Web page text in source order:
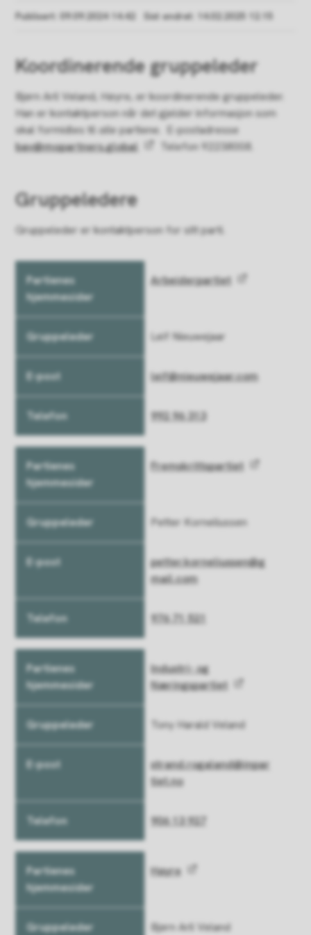
Publisert 09.09.2024 14.42 Sist endret 14.02.2025 12.15
Koordinerende gruppeleder
Bjørn Aril Veland, Høyre, er koordinerende gruppeleder.
Han er kontaktperson når det gjelder informasjon som
skal formidles tilallepartiene. E-postadresse
bav@mopartners.global
Telefon 92238008.
Gruppeledere
Gruppeleder er kontaktperson for sitt parti.
Partienes
hjemmesider
E-post
Arbeiderpartiet
Leif Nieuwejaar
leif@nieuwejaar.com
992 96 313
Fremskrittspartiet
Petter Korneliussen
petter.korneliussen@g
mail.com
976 71 521
Industri- og
Næringspartiet
Tony Harald Veland
strand.rogaland@inpar
tiet.no
906 13 927
Høyre
Bjørn Aril Veland